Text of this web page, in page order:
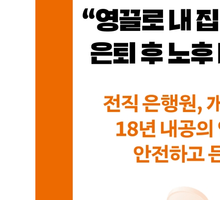
[연금 119 ①] 연금 초보자는 이 순서만 기억하세요
3장 내가 부은 국민연금, 진짜 돌려받을 수 있을까?
- 내 노후를 지탱해줄 ‘3층 연금’은?
- 2026년 국민연금 대수술, 놓쳐선 안 될 5가지는?
- 1%대 수익률밖에 안되는 내 퇴직금, 전략을 어떻게 바
4장 세금을 내 편으로 만드는 사적연금과 절세계좌
- 20년 부은 적금이 연금계좌 수익률을 절대 이길 수 없
- 돈 묶이는 게 싫은 이들을 위한 ‘절세계좌 3총사’는?